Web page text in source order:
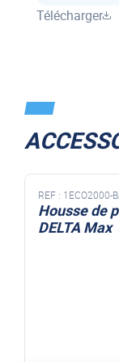
Télécharger
REF : 1ECO2000-
Housse de
DELTA Max